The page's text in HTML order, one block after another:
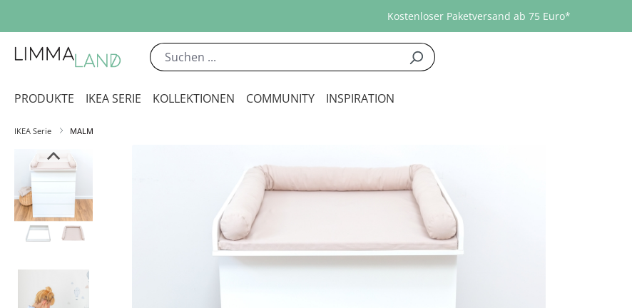
Kostenloser Paketversand ab 75 Euro*
PRODUKTE IKEA SERIE KOLLEKTIONEN COMMUNITY INSPIRATION
IKEA Serie MALM